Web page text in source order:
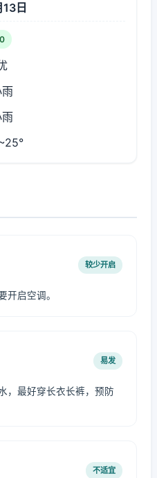
日
0
较少开启
开启空调。
易发
，最好穿长衣长裤，预防
不适宜